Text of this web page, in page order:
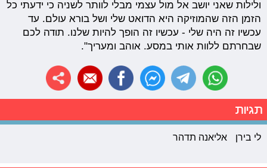
ולילות שאני יושב אל מול עצמי מבלי לוותר לשניה כי ידעתי כל
הזמן הזה שהמוזיקה היא הדואט שלי ושל בורא עולם. עד
עכשיו זה היה שלי - עכשיו זה הופך להיות שלנו. תודה לכם
שבחרתם ללוות אותי במסע. אוהב ומעריך".
תגיות
לי בירן אליאנה תדהר